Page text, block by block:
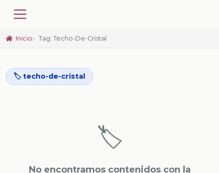
Inicio Tag: Techo-De-Cristal
🏷️ techo-de-cristal
🏷️
No encontramos contenidos con la